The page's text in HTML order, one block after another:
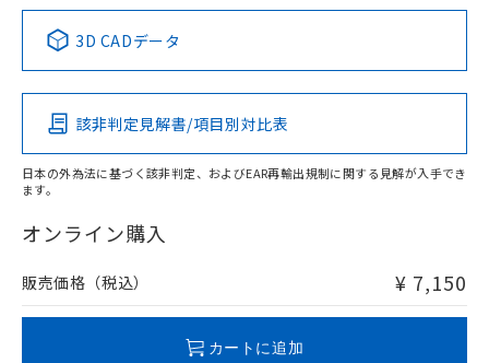
Pb Hg Cd Cr(VI)
O
在庫等で未対応品が混在する可能性があります。
問い合わせください。
この製品の規格認証/適合状況ページへ
その他の認証はこちらのページからご検索ください
3D CADデータ
該非判定見解書/項目別対比表
日本の外為法に基づく該非判定、およびEAR再輸出規制に関する見解が入手でき
ます。
オンライン購入
販売価格（税込） ¥ 7,150
カートに追加